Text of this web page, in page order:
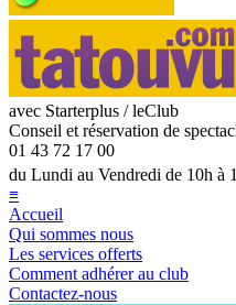
avec Starterplus / leClub
Conseil et réservation de
01 43 72 17 00
du Lundi au Vendredi de 10h à
≡
Accueil
Qui sommes nous
Les services offerts
Comment adhérer au club
Contactez-nous